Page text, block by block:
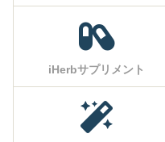
iHerbサプリメント